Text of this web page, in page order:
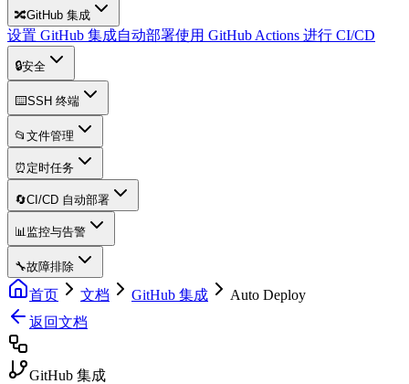
🔀GitHub 集成
设置 GitHub 集成自动部署使用 GitHub Actions 进行 CI/CD
🔒安全
⌨️SSH 终端
📂 文件管理
⏰ 定时任务
🔄CI/CD 自动部署
📊监控与告警
🔧故障排除
首页 文档 GitHub 集成
Auto Deploy
返回文档
GitHub 集成